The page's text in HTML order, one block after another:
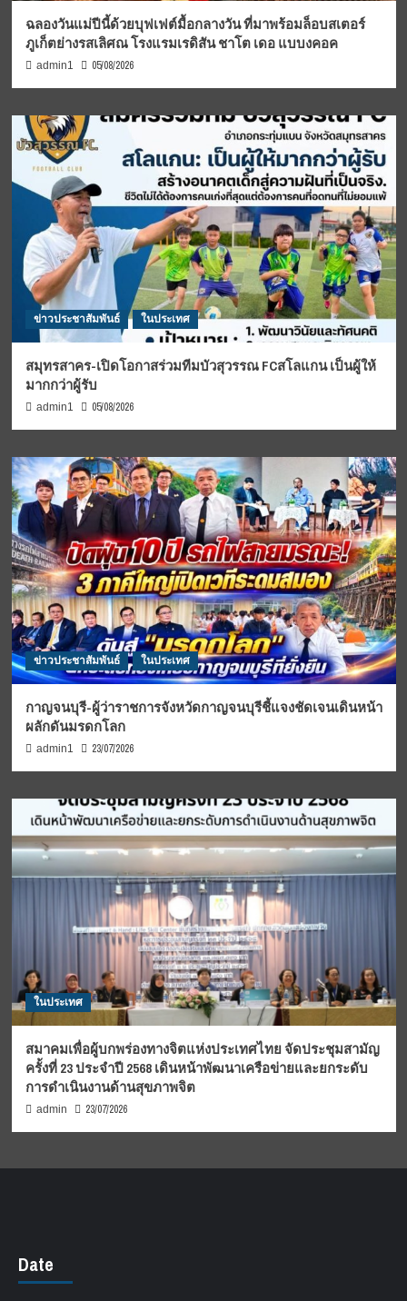
ฉลองวันแม่ปีนี้ด้วยบุฟเฟต์มื้อกลางวัน ที่มาพร้อมล็อบสเตอร์
ภูเก็ตย่างรสเลิศณ โรงแรมเรดิสัน ชาโต เดอ แบบงคอค
admin1 05/08/2026
ข่าวประชาสัมพันธ์ ในประเทศ
สมุทรสาคร-เปิดโอกาสร่วมทีมบัวสุวรรณ FCสโลแกน เป็นผู้ให้
มากกว่าผู้รับ
admin1 05/08/2026
ข่าวประชาสัมพันธ์ ในประเทศ
กาญจนบุรี-ผู้ว่าราชการจังหวัดกาญจนบุรีชี้แจงชัดเจนเดินหน้า
ผลักดันมรดกโลก
admin1 23/07/2026
ในประเทศ
สมาคมเพื่อผู้บกพร่องทางจิตแห่งประเทศไทย จัดประชุมสามัญ
ครั้งที่ 23 ประจำปี 2568 เดินหน้าพัฒนาเครือข่ายและยกระดับ
การดำเนินงานด้านสุขภาพจิต
admin 23/07/2026
Date